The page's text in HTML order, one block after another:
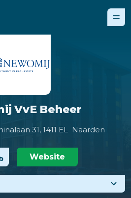
VvE Beheer
31, 1411 EL Naarden
Website